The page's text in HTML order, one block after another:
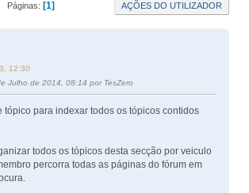
Páginas 1 AÇÕES DO UTILIZADOR
12:30
Julho de 2014, 08:14 por TesZero
tópico para indexar todos os tópicos contidos
todos os tópicos desta secção por veiculo
percorra todas as páginas do fórum em